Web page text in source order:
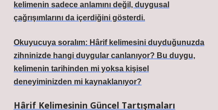
kelimenin sadece anlamını değil, duygusal
çağrışımlarını da içerdiğini gösterdi.
Okuyucuya soralım: Hârif kelimesini duyduğunuzda
zihninizde hangi duygular canlanıyor? Bu duygu,
kelimenin tarihinden mi yoksa kişisel
deneyiminizden mi kaynaklanıyor?
Hârif Kelimesinin Güncel Tartışmaları